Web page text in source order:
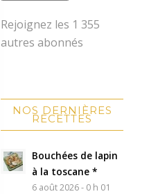
Rejoignez les 1 355
autres abonnés
NOS DERNIÈRES
RECETTES
Bouchées de lapin
à la toscane *
6 août 2026 - 0 h 01